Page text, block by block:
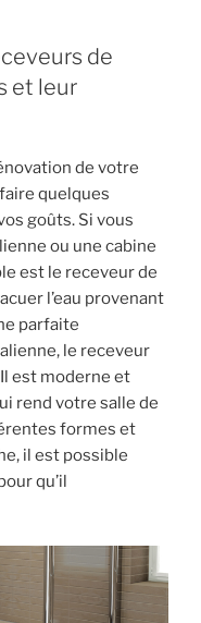
de
et leur
de votre
quelques
goûts. Si vous
ou une cabine
est le receveur de
l’eau provenant
parfaite
le receveur
est moderne et
rend votre salle de
formes et
il est possible
qu’il